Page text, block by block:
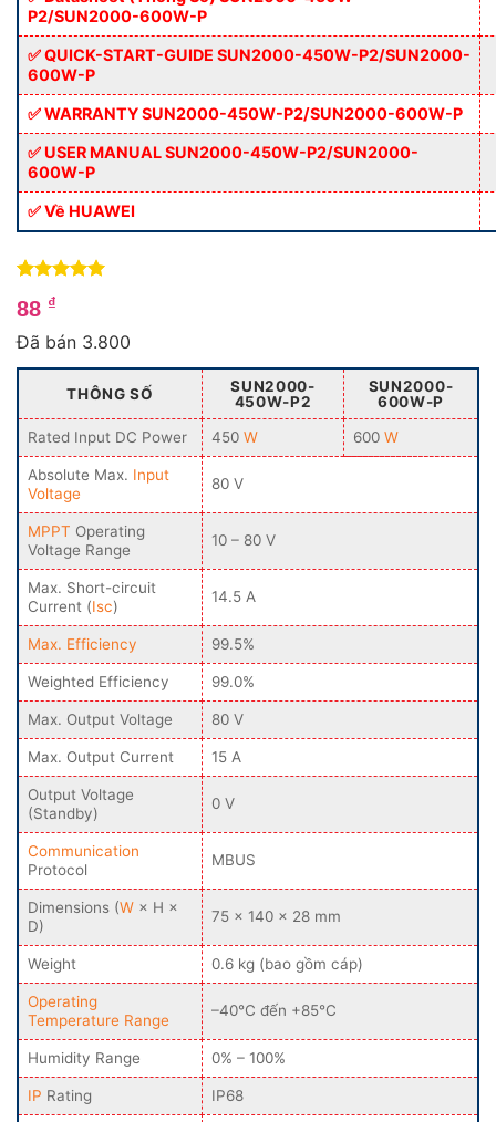
P2/SUN2000-600W-P
✅ QUICK-START-GUIDE SUN2000-450W-P2/SUN2000-
600W-P
✅ WARRANTY SUN2000-450W-P2/SUN2000-600W-P
✅ USER MANUAL SUN2000-450W-P2/SUN2000-
600W-P
✅ Về HUAWEI
trên 5
dựa trên
88 ₫
Đã bán 3.800
THÔNG SỐ
SUN2000-
450W-P2
SUN2000-
600W-P
Rated Input DC Power
450 W 600 W
Absolute Max. Input
Voltage
80 V
MPPT Operating
Voltage Range
10 – 80 V
Max. Short-circuit
Current (Isc)
14.5 A
Max. Efficiency 99.5%
Weighted Efficiency 99.0%
Max. Output Voltage 80 V
Max. Output Current 15 A
Output Voltage
(Standby)
0 V
Communication
Protocol
MBUS
Dimensions (W × H ×
D)
75 × 140 × 28 mm
Weight 0.6 kg (bao gồm cáp)
Operating
Temperature Range
–40°C đến +85°C
Humidity Range 0% – 100%
IP Rating IP68